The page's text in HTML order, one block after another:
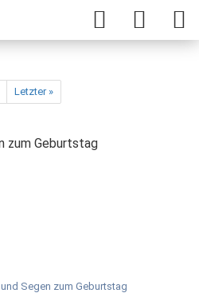
Letzter »
zum Geburtstag